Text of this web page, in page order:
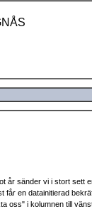
år sänder vi i stort sett
en datainitierad
oss" i kolumnen till